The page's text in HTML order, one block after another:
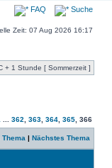
FAQ Suche
Zeit: 07 Aug 2026 16:17
+ 1 Stunde [ Sommerzeit ]
362 363 364 365 366
| Nächstes Thema